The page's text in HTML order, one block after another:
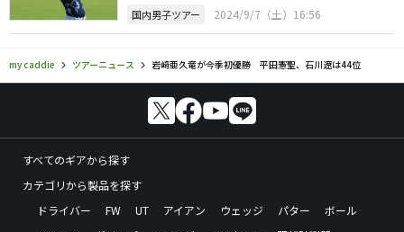
国内男子ツアー 2024/9/7（土）16:56
my caddie ツアーニュース 岩﨑亜久竜が今季初優勝 平田憲聖、石川遼は44位
すべてのギアから探す
カテゴリから製品を探す
ドライバー
FW UT アイアン ウェッジ パター
ボール